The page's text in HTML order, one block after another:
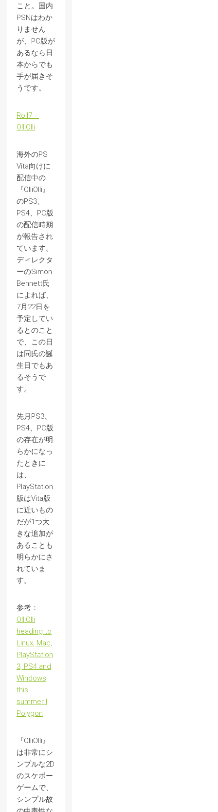
こと。国内
PSNはわか
りません
が、PC版が
あるなら日
本からでも
手が届きそ
うです。
Roll7 –
OlliOlli
海外のPS
Vita向けに
配信中の
『OlliOlli』
のPS3、
PS4、PC版
の配信時期
が報告され
ています。
ディレクタ
ーのSimon
Bennett氏
によれば、
7月22日を
予定してい
るとのこと
で、この日
は同氏の誕
生日でもあ
るそうで
す。
先月PS3、
PS4、PC版
の存在が明
らかになっ
たときに
は、
PlayStation
版はVita版
に近いもの
だが1つ大
きな追加が
あることも
明らかにさ
れていま
す。
参考：
OlliOlli
heading to
Linux, Mac,
PlayStation
3, PS4 and
Windows
this
summer |
Polygon
『OlliOlli』
は非常にシ
ンプルな2D
のスケボー
ゲームで、
シンプル故